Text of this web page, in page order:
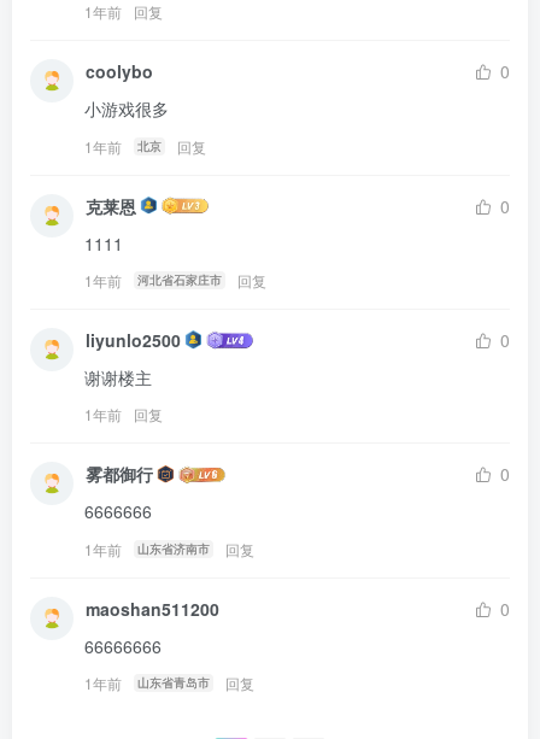
1年前 回复
coolybo
0
小游戏很多
1年前 北京 回复
克莱恩
0
1111
1年前 河北省石家庄市 回复
liyunlo2500
0
谢谢楼主
1年前 回复
雾都御行
0
6666666
1年前 山东省济南市 回复
maoshan511200
0
66666666
1年前 山东省青岛市 回复